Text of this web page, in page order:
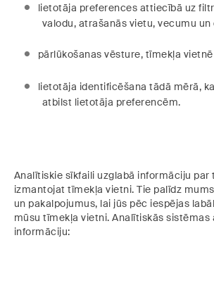
lietotāja preferences attiecībā uz
valodu, atrašanās vietu, vecumu
pārlūkošanas vēsture, tīmekļa
lietotāja identificēšana tādā mērā,
atbilst lietotāja preferencēm.
Analītiskie sīkfaili uzglabā informāciju par
izmantojat tīmekļa vietni. Tie palīdz
un pakalpojumus, lai jūs pēc iespējas
mūsu tīmekļa vietni. Analītiskās sistēmas
informāciju: